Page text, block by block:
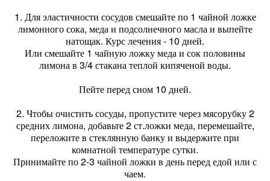
1. Для эластичности сосудов смешайте по 1 чайной ложке
лимонного сока, меда и подсолнечного масла и выпейте
натощак. Курс лечения - 10 дней.
Или смешайте 1 чайную ложку меда и сок половины
лимона в 3/4 стакана теплой кипяченой воды.
Пейте перед сном 10 дней.
2. Чтобы очистить сосуды, пропустите через мясорубку 2
средних лимона, добавьте 2 ст.ложки меда, перемешайте,
переложите в стеклянную банку и выдержите при
комнатной температуре сутки.
Принимайте по 2-3 чайной ложки в день перед едой или с
чаем.